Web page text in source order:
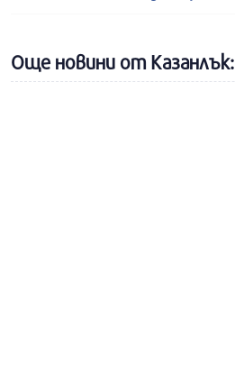
Още новини от Казанлък: